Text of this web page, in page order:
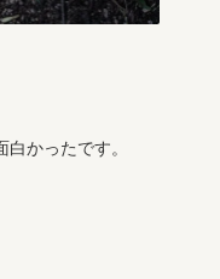
かったです。